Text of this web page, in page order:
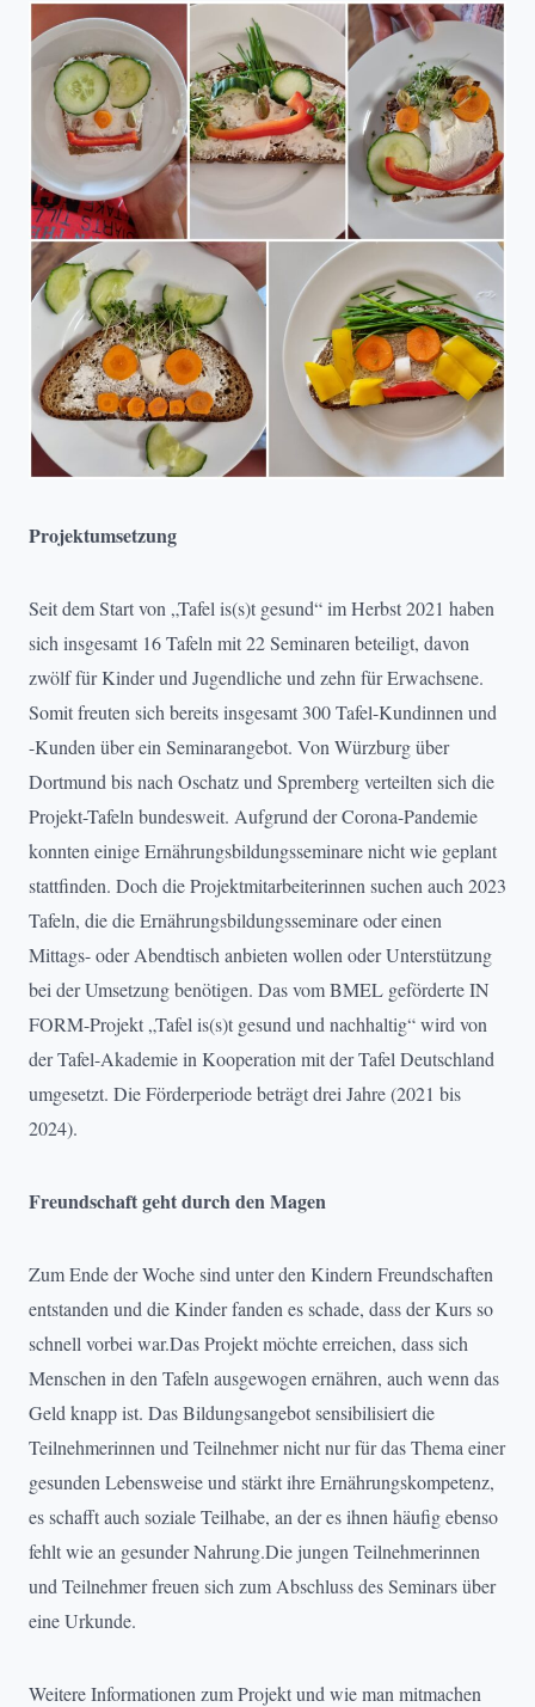
Projektumsetzung
Seit dem Start von „Tafel is(s)t gesund“ im Herbst 2021 haben
sich insgesamt 16 Tafeln mit 22 Seminaren beteiligt, davon
zwölf für Kinder und Jugendliche und zehn für Erwachsene.
Somit freuten sich bereits insgesamt 300 Tafel-Kundinnen und
-Kunden über ein Seminarangebot. Von Würzburg über
Dortmund bis nach Oschatz und Spremberg verteilten sich die
Projekt-Tafeln bundesweit. Aufgrund der Corona-Pandemie
konnten einige Ernährungsbildungsseminare nicht wie geplant
stattfinden. Doch die Projektmitarbeiterinnen suchen auch 2023
Tafeln, die die Ernährungsbildungsseminare oder einen
Mittags- oder Abendtisch anbieten wollen oder Unterstützung
bei der Umsetzung benötigen. Das vom BMEL geförderte IN
FORM-Projekt „Tafel is(s)t gesund und nachhaltig“ wird von
der Tafel-Akademie in Kooperation mit der Tafel Deutschland
umgesetzt. Die Förderperiode beträgt drei Jahre (2021 bis
2024).
Freundschaft geht durch den Magen
Zum Ende der Woche sind unter den Kindern Freundschaften
entstanden und die Kinder fanden es schade, dass der Kurs so
schnell vorbei war.Das Projekt möchte erreichen, dass sich
Menschen in den Tafeln ausgewogen ernähren, auch wenn das
Geld knapp ist. Das Bildungsangebot sensibilisiert die
Teilnehmerinnen und Teilnehmer nicht nur für das Thema einer
gesunden Lebensweise und stärkt ihre Ernährungskompetenz,
es schafft auch soziale Teilhabe, an der es ihnen häufig ebenso
fehlt wie an gesunder Nahrung.Die jungen Teilnehmerinnen
und Teilnehmer freuen sich zum Abschluss des Seminars über
eine Urkunde.
Weitere Informationen zum Projekt und wie man mitmachen